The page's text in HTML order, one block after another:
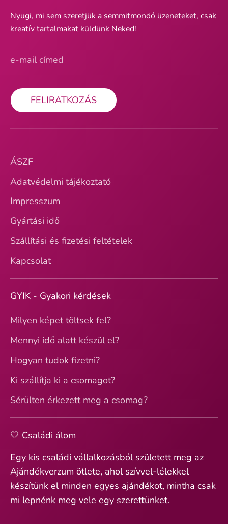
Nyugi, mi sem szeretjük a semmitmondó üzeneteket, csak
kreatív tartalmakat küldünk Neked!
e-mail címed
FELIRATKOZÁS
ÁSZF
Adatvédelmi tájékoztató
Impresszum
Gyártási idő
Szállítási és fizetési feltételek
Kapcsolat
GYIK - Gyakori kérdések
Milyen képet töltsek fel?
Mennyi idő alatt készül el?
Hogyan tudok fizetni?
Ki szállítja ki a csomagot?
Sérülten érkezett meg a csomag?
🤍 Családi álom
Egy kis családi vállalkozásból született meg az
Ajándékverzum ötlete, ahol szívvel-lélekkel
készítünk el minden egyes ajándékot, mintha csak
mi lepnénk meg vele egy szerettünket.